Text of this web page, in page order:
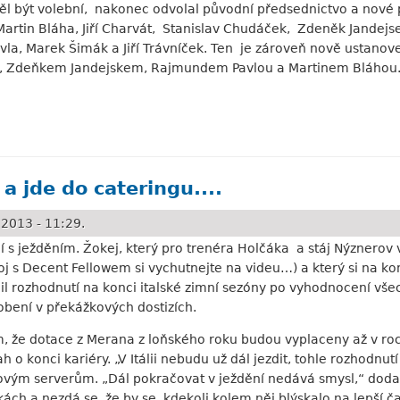
být volební, nakonec odvolal původní předsednictvo a
Bláha, Jiří Charvát, Stanislav Chudáček, Zdeněk
Marek Šimák a Jiří Trávníček. Ten je zároveň nově
Jandejskem, Rajmundem Pavlou a Martinem Bláhou.
jde do cateringu....
- 11:29.
s ježděním. Žokej, který pro trenéra Holčáka a stáj
s Decent Fellowem si vychutnejte na videu…) a který si na
rozhodnutí na konci italské zimní sezóny po vyhodnocení
v překážkových dostizích.
že dotace z Merana z loňského roku budou vyplaceny až v
o konci kariéry. „V Itálii nebudu už dál jezdit, tohle
serverům. „Dál pokračovat v ježdění nedává smysl,“